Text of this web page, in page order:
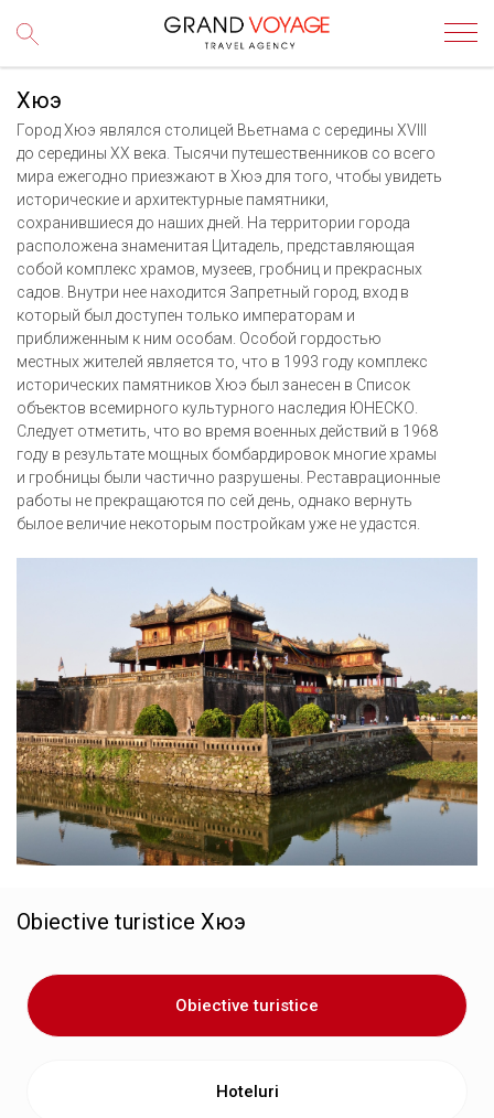
Хюэ
Город Хюэ являлся столицей Вьетнама с середины XVIII
до середины XX века. Тысячи путешественников со всего
мира ежегодно приезжают в Хюэ для того, чтобы увидеть
исторические и архитектурные памятники,
сохранившиеся до наших дней. На территории города
расположена знаменитая Цитадель, представляющая
собой комплекс храмов, музеев, гробниц и прекрасных
садов. Внутри нее находится Запретный город, вход в
который был доступен только императорам и
приближенным к ним особам. Особой гордостью
местных жителей является то, что в 1993 году комплекс
исторических памятников Хюэ был занесен в Список
объектов всемирного культурного наследия ЮНЕСКО.
Следует отметить, что во время военных действий в 1968
году в результате мощных бомбардировок многие храмы
и гробницы были частично разрушены. Реставрационные
работы не прекращаются по сей день, однако вернуть
былое величие некоторым постройкам уже не удастся.
Obiective turistice Хюэ
Obiective turistice
Hoteluri